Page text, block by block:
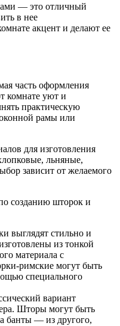
— это отличный
в нее
акцент и делают ее
часть оформления
комнате уют и
практическую
рамы или
для изготовления
льняные,
зависит от желаемого
созданию шторок и
выглядят стильно и
из тонкой
материала с
римские могут быть
специального
вариант
Шторы могут быть
банты — из другого,